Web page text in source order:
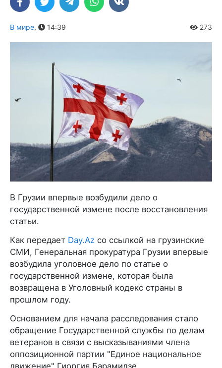
В мире, 14:39 273
В Грузии впервые возбудили дело о
государственной измене после восстановления
статьи.
Как передает Day.Az со ссылкой на грузинские
СМИ, Генеральная прокуратура Грузии впервые
возбудила уголовное дело по статье о
государственной измене, которая была
возвращена в Уголовный кодекс страны в
прошлом году.
Основанием для начала расследования стало
обращение Государственной службы по делам
ветеранов в связи с высказываниями члена
оппозиционной партии "Единое национальное
движение" Гиоргия Барамидзе.